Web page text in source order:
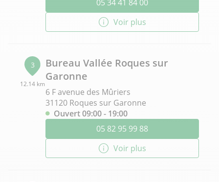
05 34 41 84 00
Voir plus
3
12.14 km
Bureau Vallée Roques sur
Garonne
6 F avenue des Mûriers
31120 Roques sur Garonne
Ouvert 09:00 - 19:00
05 82 95 99 88
Voir plus